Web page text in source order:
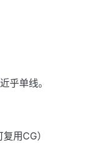
乎单线。
用CG）